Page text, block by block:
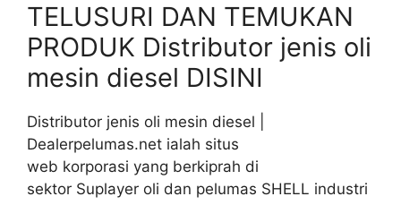
TELUSURI DAN TEMUKAN
PRODUK Distributor jenis oli
mesin diesel DISINI
Distributor jenis oli mesin diesel |
Dealerpelumas.net ialah situs
web korporasi yang berkiprah di
sektor Suplayer oli dan pelumas SHELL industri